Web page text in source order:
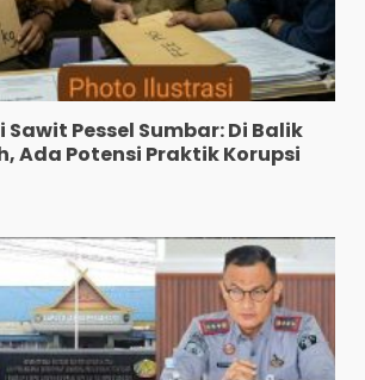
Pessel Sumbar: Di Balik
Ada Potensi Praktik Korupsi